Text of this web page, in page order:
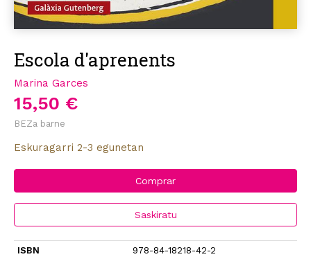
Escola d'aprenents
Marina Garces
15,50 €
BEZa barne
Eskuragarri 2-3 egunetan
Comprar
Saskiratu
ISBN
978-84-18218-42-2